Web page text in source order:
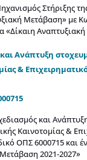
Στήριξης
Μετάβαση» με
«Δίκαιη
και Ανάπτυξη
&
και
Καινοτομίας &
ΟΠΣ 6000715 και
2021-2027»